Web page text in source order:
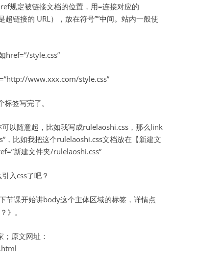
规定被链接文档的位置，用=连接对应的
链接的 URL），放在符号””中间。站内一般使
href=”/style.css”
www.xxx.com/style.css”
签写完了。
以随意起，比如我写成rulelaoshi.css，那么link
，比如我把这个rulelaoshi.css文档放在【新建文
新建文件夹/rulelaoshi.css”
入css了吧？
节课开始讲body这个主体区域的标签，详情点
？》。
原文网址：